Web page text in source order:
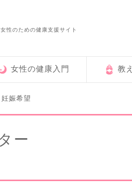
女性のための健康支援サイト
女性の健康入門 教
妊娠希望
ー